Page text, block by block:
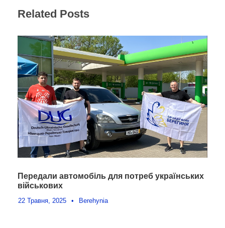
Related Posts
Передали автомобіль для потреб українських
військових
22 Травня, 2025 • Berehynia